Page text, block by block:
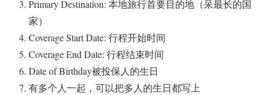
Primary Destination: 本地旅行首要目的地（呆最长的国
家）
Coverage Start Date: 行程开始时间
Coverage End Date: 行程结束时间
Date of Birthday被投保人的生日
有多个人一起，可以把多人的生日都写上